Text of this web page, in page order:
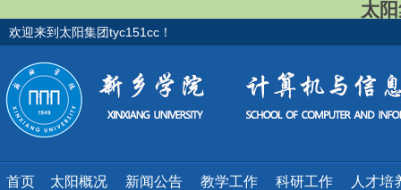
太
欢迎来到太阳集团tyc151cc！
首页 太阳概况 新闻公告 教学工作 科研工作 人才培